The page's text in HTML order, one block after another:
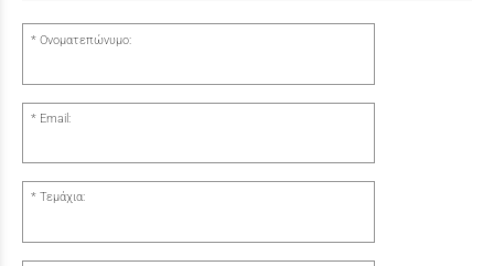
Ονοματεπώνυμο:
Email:
Τεμάχια: